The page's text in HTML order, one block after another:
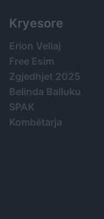
Kryesore
Erion Veliaj
Free Esim
Zgjedhjet 2025
Belinda Balluku
SPAK
Kombëtarja